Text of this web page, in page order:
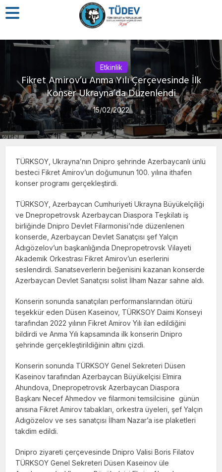
Etkinlik
Fikret Amirov’u Anma Yılı Çerçevesinde İlk
Konser Ukrayna’da Düzenlendi
15/02/2022
TÜRKSOY, Ukrayna’nın Dnipro şehrinde Azerbaycanlı ünlü
besteci Fikret Amirov’un doğumunun 100. yılına ithafen
konser programı gerçekleştirdi.
TÜRKSOY, Azerbaycan Cumhuriyeti Ukrayna Büyükelçiliği
ve Dnepropetrovsk Azerbaycan Diaspora Teşkilatı iş
birliğinde Dnipro Devlet Filarmonisi’nde düzenlenen
konserde, Azerbaycan Devlet Sanatçısı şef Yalçın
Adıgözelov’un başkanlığında Dnepropetrovsk Vilayeti
Akademik Orkestrası Fikret Amirov’un eserlerini
seslendirdi. Sanatseverlerin beğenisini kazanan konserde
Azerbaycan Devlet Sanatçısı solist İlham Nazar sahne aldı.
Konserin sonunda sanatçıları performanslarından ötürü
teşekkür eden Düsen Kaseinov, TÜRKSOY Daimi Konseyi
tarafından 2022 yılının Fikret Amirov Yılı ilan edildiğini
bildirdi ve Anma Yılı kapsamında ilk konserin Dnipro
şehrinde gerçekleştirildiğinin altını çizdi.
Konserin sonunda TÜRKSOY Genel Sekreteri Düsen
Kaseinov tarafından Azerbaycan Büyükelçisi Elmira
Ahundova, Dnepropetrovsk Azerbaycan Diaspora
Başkanı Necef Ahmedov ve filarmoni temsilcisine günün
anısına Fikret Amirov tabakları, orkestra üyeleri, şef Yalçın
Adıgözelov ve ses sanatçısı İlham Nazar’a ise plaketleri
takdim edildi.
Dnipro ziyareti çerçevesinde Dnipro Valisi Boris Filatov
TÜRKSOY Genel Sekreteri Düsen Kaseinov üle